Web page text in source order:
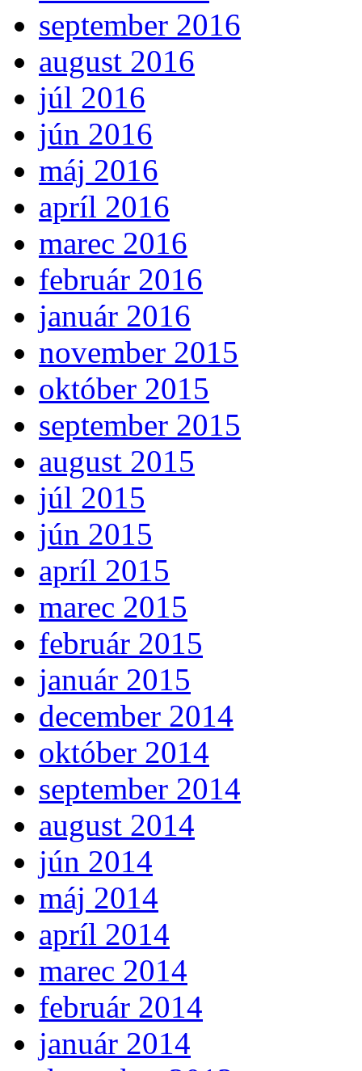
september 2016
august 2016
júl 2016
jún 2016
máj 2016
apríl 2016
marec 2016
február 2016
január 2016
november 2015
október 2015
september 2015
august 2015
júl 2015
jún 2015
apríl 2015
marec 2015
február 2015
január 2015
december 2014
október 2014
september 2014
august 2014
jún 2014
máj 2014
apríl 2014
marec 2014
február 2014
január 2014